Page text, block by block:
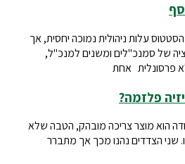
עלות ניהולית נמוכה יחסית, אך
של סמנכ"לים ומשנים למנכ"ל,
פרסונלית אחת
פלזמה?
הוא מוצר צריכה מובהק, הטבה שלא
שני הצדדים נהנו מכך אך מתברר